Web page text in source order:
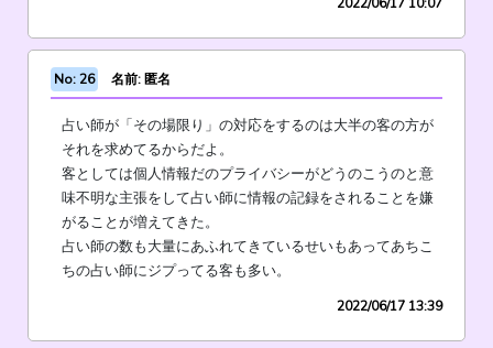
No: 26 名前: 匿名
占い師が「その場限り」の対応をするのは大半の客の方が
それを求めてるからだよ。
客としては個人情報だのプライバシーがどうのこうのと意
味不明な主張をして占い師に情報の記録をされることを嫌
がることが増えてきた。
占い師の数も大量にあふれてきているせいもあってあちこ
ちの占い師にジプってる客も多い。
2022/06/17 13:39